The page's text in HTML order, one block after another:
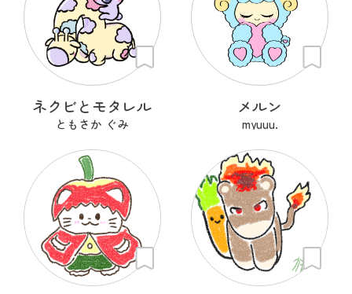
ネクビとモタレル
ともさか ぐみ
メルン
myuuu.